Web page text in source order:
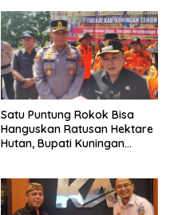
Satu Puntung Rokok Bisa
Hanguskan Ratusan Hektare
Hutan, Bupati Kuningan